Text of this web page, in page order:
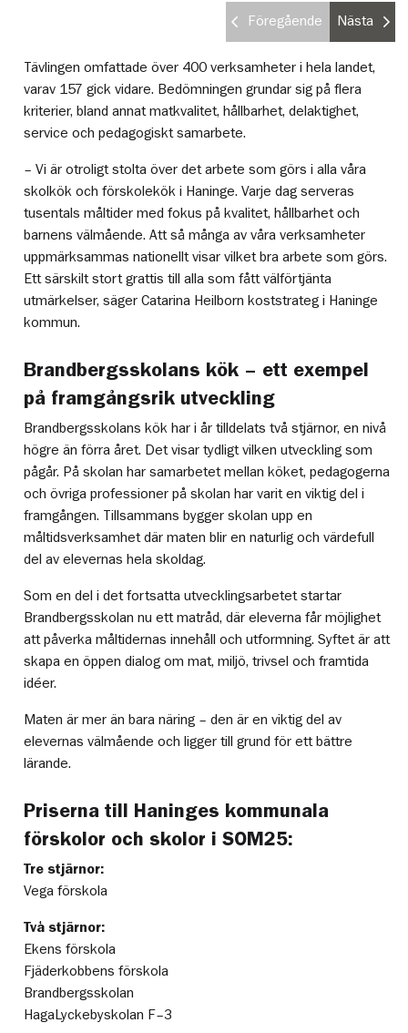
Föregående Nästa
Tävlingen omfattade över 400 verksamheter i hela landet,
varav 157 gick vidare. Bedömningen grundar sig på flera
kriterier, bland annat matkvalitet, hållbarhet, delaktighet,
service och pedagogiskt samarbete.
– Vi är otroligt stolta över det arbete som görs i alla våra
skolkök och förskolekök i Haninge. Varje dag serveras
tusentals måltider med fokus på kvalitet, hållbarhet och
barnens välmående. Att så många av våra verksamheter
uppmärksammas nationellt visar vilket bra arbete som görs.
Ett särskilt stort grattis till alla som fått välförtjänta
utmärkelser, säger Catarina Heilborn koststrateg i Haninge
kommun.
Brandbergsskolans kök – ett exempel
på framgångsrik utveckling
Brandbergsskolans kök har i år tilldelats två stjärnor, en nivå
högre än förra året. Det visar tydligt vilken utveckling som
pågår. På skolan har samarbetet mellan köket, pedagogerna
och övriga professioner på skolan har varit en viktig del i
framgången. Tillsammans bygger skolan upp en
måltidsverksamhet där maten blir en naturlig och värdefull
del av elevernas hela skoldag.
Som en del i det fortsatta utvecklingsarbetet startar
Brandbergsskolan nu ett matråd, där eleverna får möjlighet
att påverka måltidernas innehåll och utformning. Syftet är att
skapa en öppen dialog om mat, miljö, trivsel och framtida
idéer.
Maten är mer än bara näring – den är en viktig del av
elevernas välmående och ligger till grund för ett bättre
lärande.
Priserna till Haninges kommunala
förskolor och skolor i SOM25:
Tre stjärnor:
Vega förskola
Två stjärnor:
Ekens förskola
Fjäderkobbens förskola
Brandbergsskolan
HagaLyckebyskolan F–3